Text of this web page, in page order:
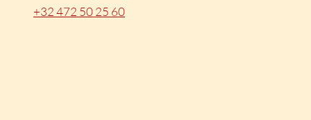
+32 472 50 25 60